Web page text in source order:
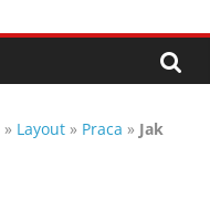
» Layout » Praca » Jak